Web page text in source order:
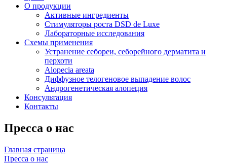
О продукции
Активные ингредиенты
Стимуляторы роста DSD de Luxe
Лабораторные исследования
Схемы применения
Устранение себореи, себорейного дерматита и
перхоти
Alopecia areata
Диффузное телогеновое выпадение волос
Андрогенетическая алопеция
Консультация
Контакты
Пресса о нас
Главная страница
Пресса о нас